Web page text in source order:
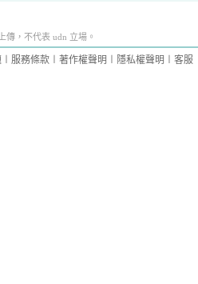
傳，不代表 udn 立場。
服務條款 著作權聲明 隱私權聲明 客服